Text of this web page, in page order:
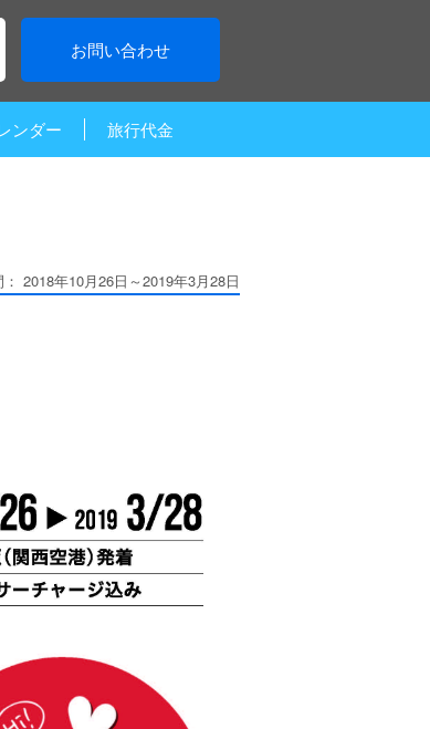
お問い合わせ
ンダー 旅行代金
2018年10月26日～2019年3月28日